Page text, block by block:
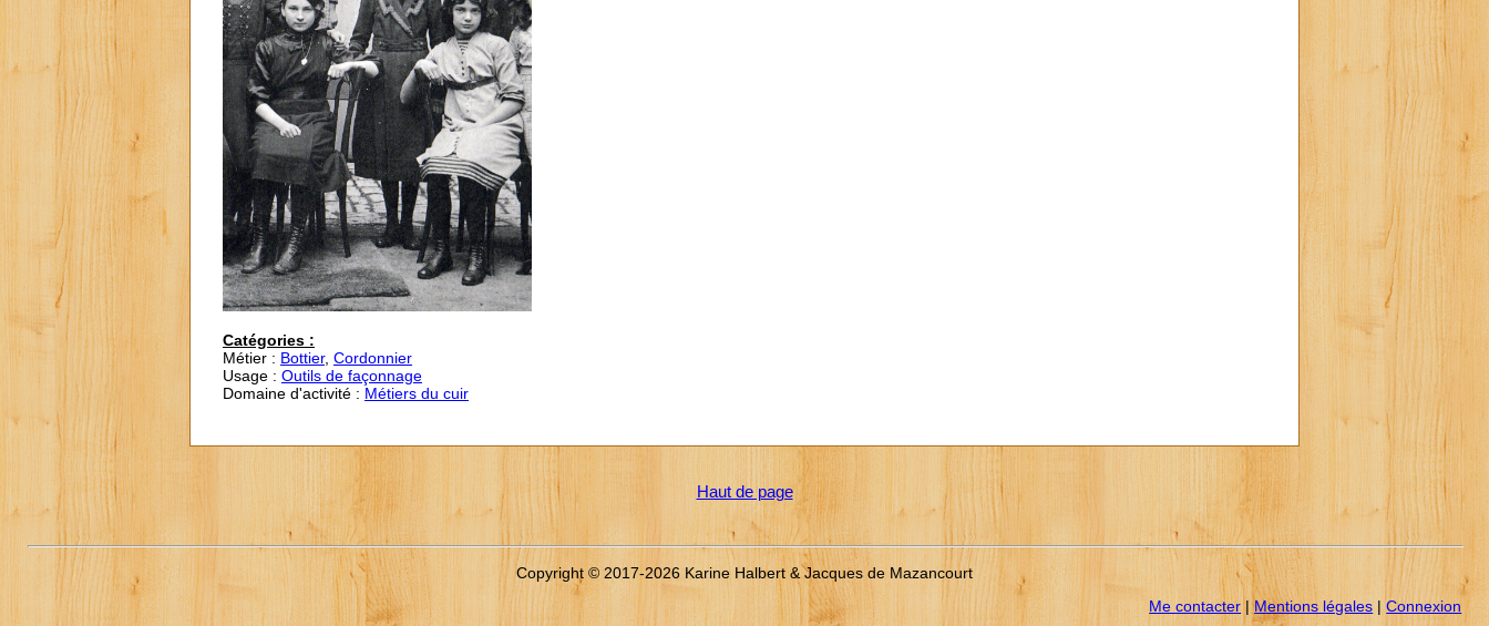
Catégories :
Métier : Bottier, Cordonnier
Usage : Outils de façonnage
Domaine d'activité : Métiers du cuir
Haut de page
Copyright © 2017-2026 Karine Halbert & Jacques de Mazancourt
Me contacter |Mentions légales |Connexion